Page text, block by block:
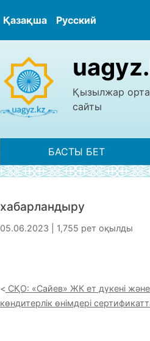
Қазақша Русский
Қызылжар
сайты
БАСТЫ БЕТ
хабарландыру
05.06.2023 | 1,755 рет оқылды
СҚО: «Сайев» ЖК ет дүкені
көндитерлік өнімдері